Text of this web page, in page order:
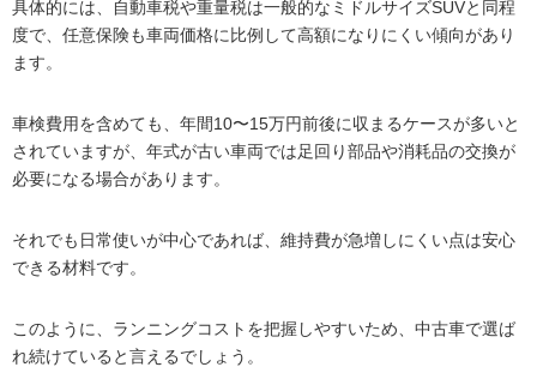
具体的には、自動車税や重量税は一般的なミドルサイズSUVと同程
度で、任意保険も車両価格に比例して高額になりにくい傾向があり
ます。
車検費用を含めても、年間10〜15万円前後に収まるケースが多いと
されていますが、年式が古い車両では足回り部品や消耗品の交換が
必要になる場合があります。
それでも日常使いが中心であれば、維持費が急増しにくい点は安心
できる材料です。
このように、ランニングコストを把握しやすいため、中古車で選ば
れ続けていると言えるでしょう。